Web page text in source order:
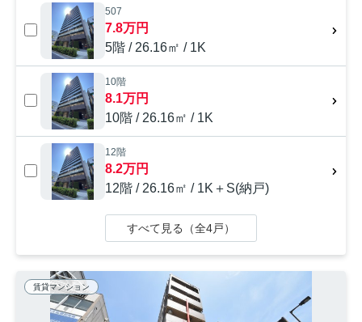
507
7.8万円
5階 / 26.16㎡ / 1K
10階
8.1万円
10階 / 26.16㎡ / 1K
12階
8.2万円
12階 / 26.16㎡ / 1K＋S(納戸)
すべて見る（全4戸）
賃貸マンション